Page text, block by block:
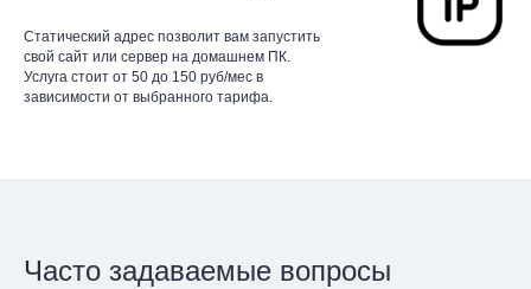
Статический адрес позволит вам запустить
свой сайт или сервер на домашнем ПК.
Услуга стоит от 50 до 150 руб/мес в
зависимости от выбранного тарифа.
Часто задаваемые вопросы